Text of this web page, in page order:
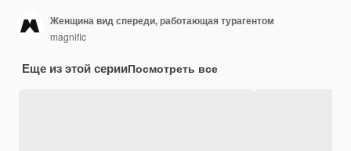
Женщина вид спереди, работающая турагентом
magnific
Еще из этой серииПосмотреть все